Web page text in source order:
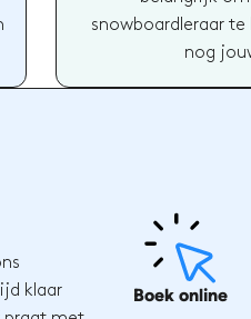
snowboardleraar te
nog
klaar
Boek online